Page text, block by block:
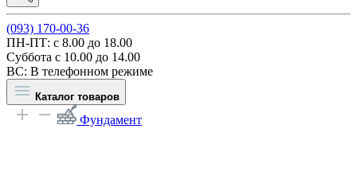
(093) 170-00-36
ПН-ПТ: c 8.00 до 18.00
Суббота с 10.00 до 14.00
ВС: В телефонном режиме
Каталог товаров
Фундамент